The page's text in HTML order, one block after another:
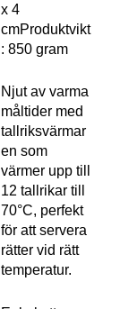
x 4
cmProduktvikt
: 850 gram
Njut av varma
måltider med
tallriksvärmar
en som
värmer upp till
12 tallrikar till
70°C, perfekt
för att servera
rätter vid rätt
temperatur.